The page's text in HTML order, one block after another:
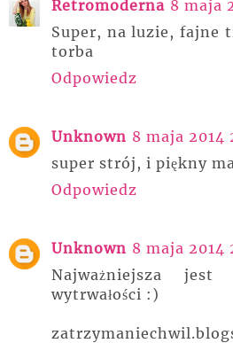
Retromoderna 8 maja
Super, na luzie, fajne
torba
Odpowiedz
Unknown 8 maja 2014
super strój, i piękny
Odpowiedz
Unknown 8 maja 2014
Najważniejsza jest
wytrwałości :)